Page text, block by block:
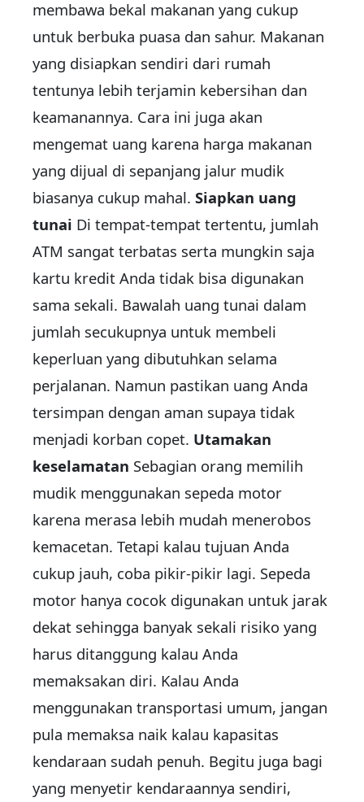
membawa bekal makanan yang cukup
untuk berbuka puasa dan sahur. Makanan
yang disiapkan sendiri dari rumah
tentunya lebih terjamin kebersihan dan
keamanannya. Cara ini juga akan
mengemat uang karena harga makanan
yang dijual di sepanjang jalur mudik
biasanya cukup mahal. Siapkan uang
tunai Di tempat-tempat tertentu, jumlah
ATM sangat terbatas serta mungkin saja
kartu kredit Anda tidak bisa digunakan
sama sekali. Bawalah uang tunai dalam
jumlah secukupnya untuk membeli
keperluan yang dibutuhkan selama
perjalanan. Namun pastikan uang Anda
tersimpan dengan aman supaya tidak
menjadi korban copet. Utamakan
keselamatan Sebagian orang memilih
mudik menggunakan sepeda motor
karena merasa lebih mudah menerobos
kemacetan. Tetapi kalau tujuan Anda
cukup jauh, coba pikir-pikir lagi. Sepeda
motor hanya cocok digunakan untuk jarak
dekat sehingga banyak sekali risiko yang
harus ditanggung kalau Anda
memaksakan diri. Kalau Anda
menggunakan transportasi umum, jangan
pula memaksa naik kalau kapasitas
kendaraan sudah penuh. Begitu juga bagi
yang menyetir kendaraannya sendiri,